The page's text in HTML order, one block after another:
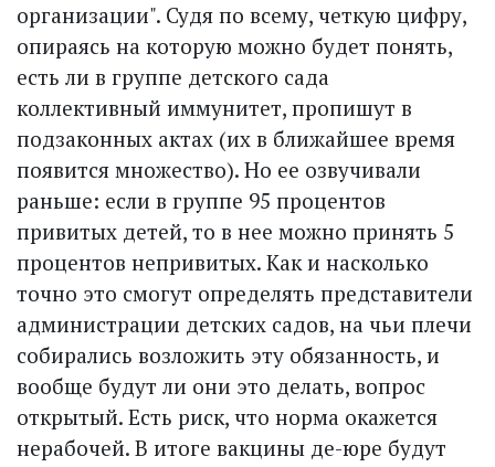
организации". Судя по всему, четкую цифру,
опираясь на которую можно будет понять,
есть ли в группе детского сада
коллективный иммунитет, пропишут в
подзаконных актах (их в ближайшее время
появится множество). Но ее озвучивали
раньше: если в группе 95 процентов
привитых детей, то в нее можно принять 5
процентов непривитых. Как и насколько
точно это смогут определять представители
администрации детских садов, на чьи плечи
собирались возложить эту обязанность, и
вообще будут ли они это делать, вопрос
открытый. Есть риск, что норма окажется
нерабочей. В итоге вакцины де-юре будут